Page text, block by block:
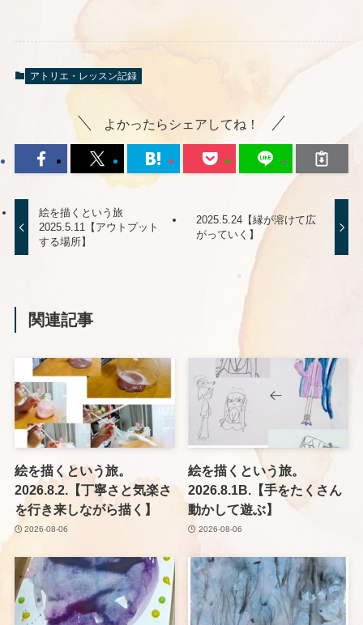
アトリエ・レッスン記録
よかったらシェアしてね！
絵を描くという旅
2025.5.11【アウトプット
する場所】
2025.5.24【縁が溶けて広
がっていく】
関連記事
絵を描くという旅。
2026.8.2.【丁寧さと気楽さ
を行き来しながら描く】
2026-08-06
絵を描くという旅。
2026.8.1B.【手をたくさん
動かして遊ぶ】
2026-08-06